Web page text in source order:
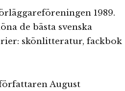
1989.
de bästa svenska
skönlitteratur, fackbok
August